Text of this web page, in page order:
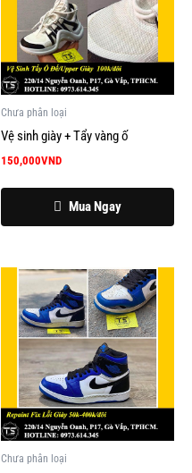
Chưa phân loại
Vệ sinh giày + Tẩy vàng ố
150,000VND
Mua Ngay
Chưa phân loại